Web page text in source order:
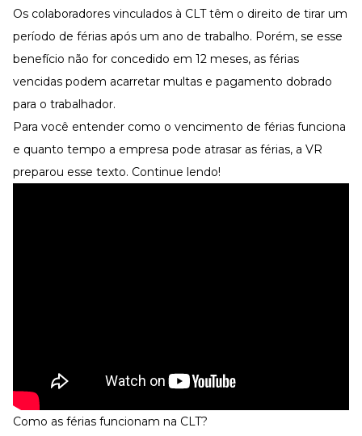
Treinamento de Produto
Desenvolva a sua equipe
Materiais Gratuitos
Materiais Gratuitos
Todos os Materiais Gratuitos
Confira nossos materiais
E-book
Os colaboradores vinculados à CLT têm o direito de tirar um
período de férias após um ano de trabalho. Porém, se esse
benefício não for concedido em 12 meses, as férias
vencidas podem acarretar multas e pagamento dobrado
para o trabalhador.
Para você entender como o vencimento de férias funciona
e quanto tempo a empresa pode atrasar as férias, a VR
preparou esse texto. Continue lendo!
Como as férias funcionam na CLT?